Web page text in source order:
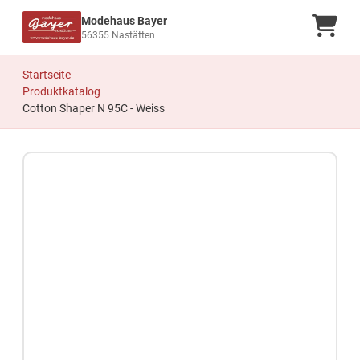
Modehaus Bayer
56355 Nastätten
Startseite
Produktkatalog
Cotton Shaper N 95C - Weiss